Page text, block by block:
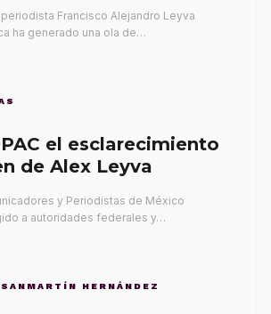
Francisco Alejandro Leyva
ha generado una ola de…
el esclarecimiento
de Alex Leyva
y Periodistas de México
a autoridades federales y…
HERNÁNDEZ